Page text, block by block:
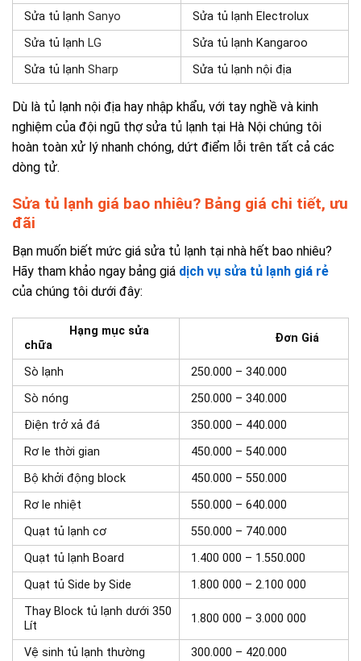
Sửa tủ lạnhSanyo
Sửa tủ lạnh Electrolux
Sửa tủ lạnh LG
Sửa tủ lạnh Kangaroo
Sửa tủ lạnhSharp Sửa tủ lạnh nội địa
Dù là tủ lạnh nội địa hay nhập khẩu, với tay nghề và kinh
nghiệm của đội ngũ thợ sửa tủ lạnh tại Hà Nội chúng tôi
hoàn toàn xử lý nhanh chóng, dứt điểm lỗi trên tất cả các
dòng tử.
Sửa tủ lạnh giá bao nhiêu? Bảng giá chi tiết, ưu
đãi
Bạn muốn biết mức giá sửa tủ lạnh tại nhà hết bao nhiêu?
Hãy tham khảo ngay bảng giá dịch vụ sửa tủ lạnh giá rẻ
của chúng tôi dưới đây:
Hạng mục sửa
chữa
Đơn Giá
Sò lạnh
250.000 – 340.000
Sò nóng
250.000 – 340.000
Điện trở xả đá
350.000 – 440.000
Rơ le thời gian
450.000 – 540.000
Bộ khởi động block
450.000 – 550.000
Rơ le nhiệt
550.000 – 640.000
Quạt tủ lạnh cơ
550.000 – 740.000
Quạt tủ lạnh Board
1.400 000 – 1.550.000
Quạt tủ Side by Side
1.800 000 – 2.100 000
Thay Block tủ lạnh dưới 350
Lít
1.800 000 – 3.000 000
Vệ sinh tủ lạnh thường
300.000 – 420.000